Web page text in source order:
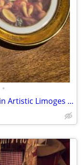
•
Set of 4 Decorative M.A.B.A Porcelain Artistic Limoges Plates 22k , 4.5”, (12c